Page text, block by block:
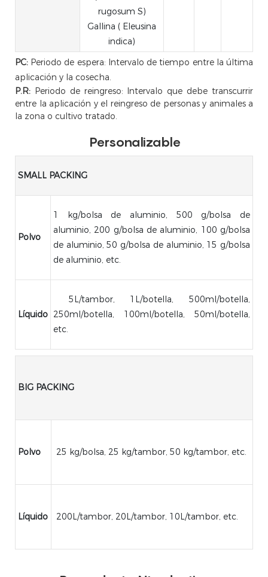
rugosum S)
Gallina ( Eleusina
indica)
PC: Periodo de espera: Intervalo de tiempo entre la última
aplicación y la cosecha.
P.R: Periodo de reingreso: Intervalo que debe transcurrir
entre la aplicación y el reingreso de personas y animales a
la zona o cultivo tratado.
Personalizable
SMALL PACKING
Polvo
1 kg/bolsa de aluminio, 500 g/bolsa de
aluminio, 200 g/bolsa de aluminio, 100 g/bolsa
de aluminio, 50 g/bolsa de aluminio, 15 g/bolsa
de aluminio, etc.
Líquido
5L/tambor, 1L/botella, 500ml/botella,
250ml/botella, 100ml/botella, 50ml/botella,
etc.
BIG PACKING
Polvo 25 kg/bolsa, 25 kg/tambor, 50 kg/tambor, etc.
Líquido 200L/tambor, 20L/tambor, 10L/tambor, etc.